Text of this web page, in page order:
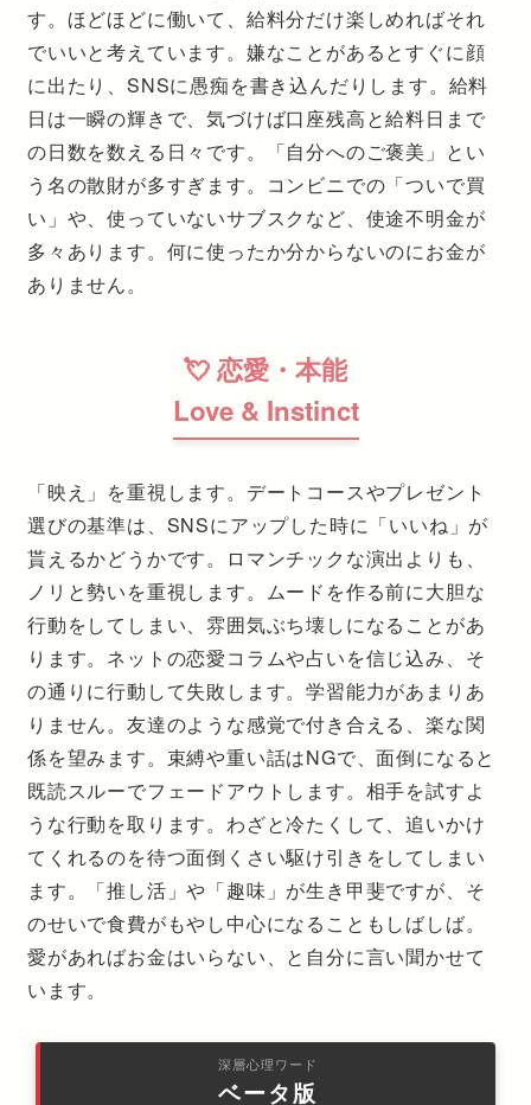
す。ほどほどに働いて、給料分だけ楽しめればそれ
でいいと考えています。嫌なことがあるとすぐに顔
に出たり、SNSに愚痴を書き込んだりします。給料
日は一瞬の輝きで、気づけば口座残高と給料日まで
の日数を数える日々です。「自分へのご褒美」とい
う名の散財が多すぎます。コンビニでの「ついで買
い」や、使っていないサブスクなど、使途不明金が
多々あります。何に使ったか分からないのにお金が
ありません。
💘 恋愛・本能
Love & Instinct
「映え」を重視します。デートコースやプレゼント
選びの基準は、SNSにアップした時に「いいね」が
貰えるかどうかです。ロマンチックな演出よりも、
ノリと勢いを重視します。ムードを作る前に大胆な
行動をしてしまい、雰囲気ぶち壊しになることがあ
ります。ネットの恋愛コラムや占いを信じ込み、そ
の通りに行動して失敗します。学習能力があまりあ
りません。友達のような感覚で付き合える、楽な関
係を望みます。束縛や重い話はNGで、面倒になると
既読スルーでフェードアウトします。相手を試すよ
うな行動を取ります。わざと冷たくして、追いかけ
てくれるのを待つ面倒くさい駆け引きをしてしまい
ます。「推し活」や「趣味」が生き甲斐ですが、そ
のせいで食費がもやし中心になることもしばしば。
愛があればお金はいらない、と自分に言い聞かせて
います。
深層心理ワード
ベータ版